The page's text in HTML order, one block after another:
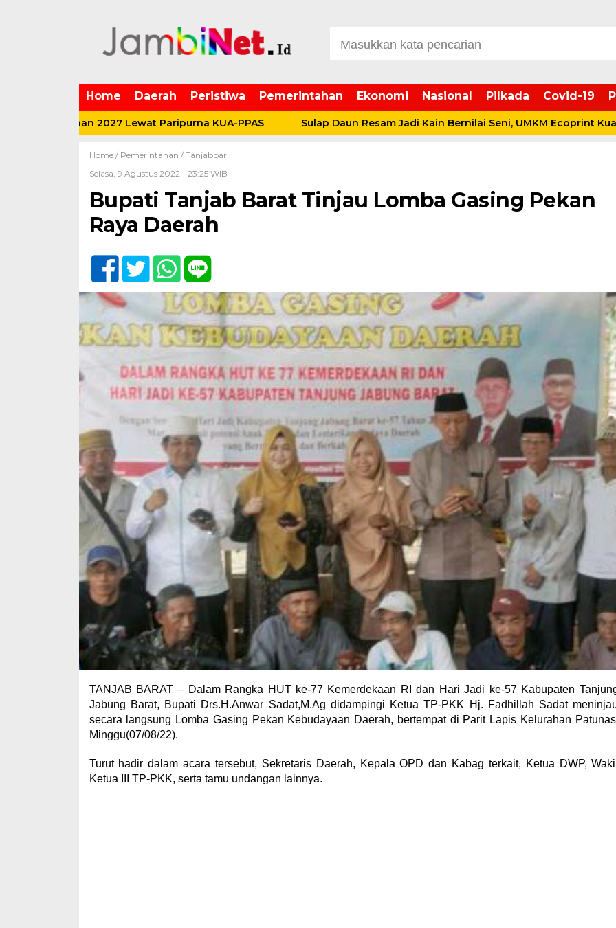
Home Daerah Peristiwa Pemerintahan Ekonomi Nasional Pilkada Covid-19
2027 Lewat Paripurna KUA-PPAS Sulap Daun Resam Jadi Kain Bernilai Seni, UMKM Ecoprint Kuala Dasal
Home / Pemerintahan / Tanjabbar
Selasa, 9 Agustus 2022 - 23:25 WIB
Bupati Tanjab Barat Tinjau Lomba Gasing Pekan
Raya Daerah
TANJAB BARAT – Dalam Rangka HUT ke-77 Kemerdekaan RI dan Hari Jadi ke-57 Kabupaten
Jabung Barat, Bupati Drs.H.Anwar Sadat,M.Ag didampingi Ketua TP-PKK Hj. Fadhillah Sadat
secara langsung Lomba Gasing Pekan Kebudayaan Daerah, bertempat di Parit Lapis Kelurahan
Minggu(07/08/22).
Turut hadir dalam acara tersebut, Sekretaris Daerah, Kepala OPD dan Kabag terkait, Ketua DWP,
Ketua III TP-PKK, serta tamu undangan lainnya.